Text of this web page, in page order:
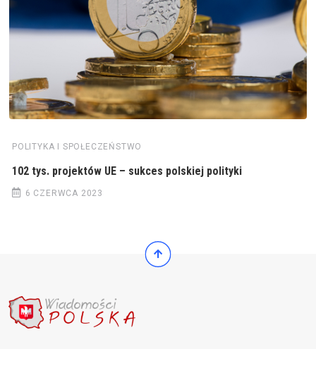
POLITYKA I SPOŁECZEŃSTWO
102 tys. projektów UE – sukces polskiej polityki
6 CZERWCA 2023